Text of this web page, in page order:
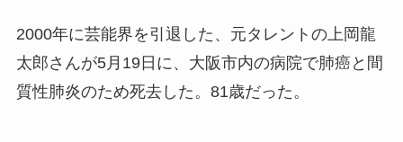
2000年に芸能界を引退した、元タレントの上岡龍
太郎さんが5月19日に、大阪市内の病院で肺癌と間
質性肺炎のため死去した。81歳だった。